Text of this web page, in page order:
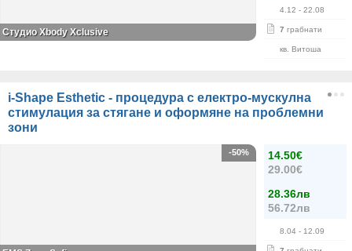
4.12 - 22.08
7 грабнати
кв. Витоша
Студио Xbody Xclusive
i-Shape Esthetic - процедура с електро-мускулна
стимулация за стягане и оформяне на проблемни
зони
14.50€
29.00€
28.36лв
56.72лв
8.04 - 12.09
-50%